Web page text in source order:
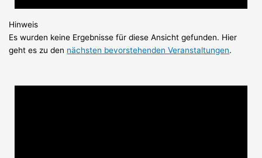
Hinweis
Es wurden keine Ergebnisse für diese Ansicht gefunden. Hier
geht es zu den nächsten bevorstehenden Veranstaltungen.